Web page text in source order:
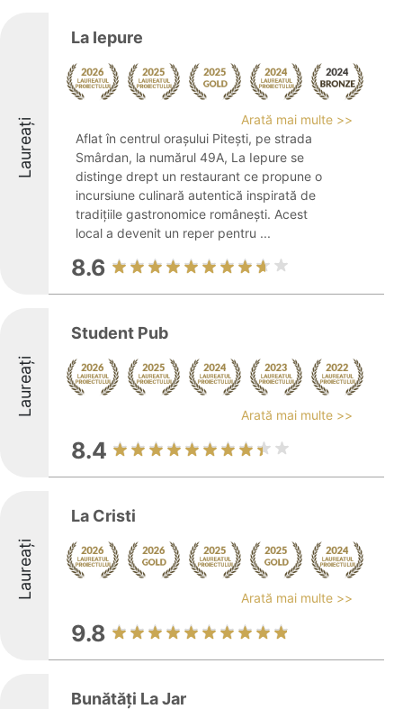
Laureați
La Iepure
Arată mai multe >>
Aflat în centrul orașului Pitești, pe strada
Smârdan, la numărul 49A, La Iepure se
distinge drept un restaurant ce propune o
incursiune culinară autentică inspirată de
tradițiile gastronomice românești. Acest
local a devenit un reper pentru ...
8.6
Laureați
Student Pub
Arată mai multe >>
8.4
Laureați
La Cristi
Arată mai multe >>
9.8
Bunătăți La Jar